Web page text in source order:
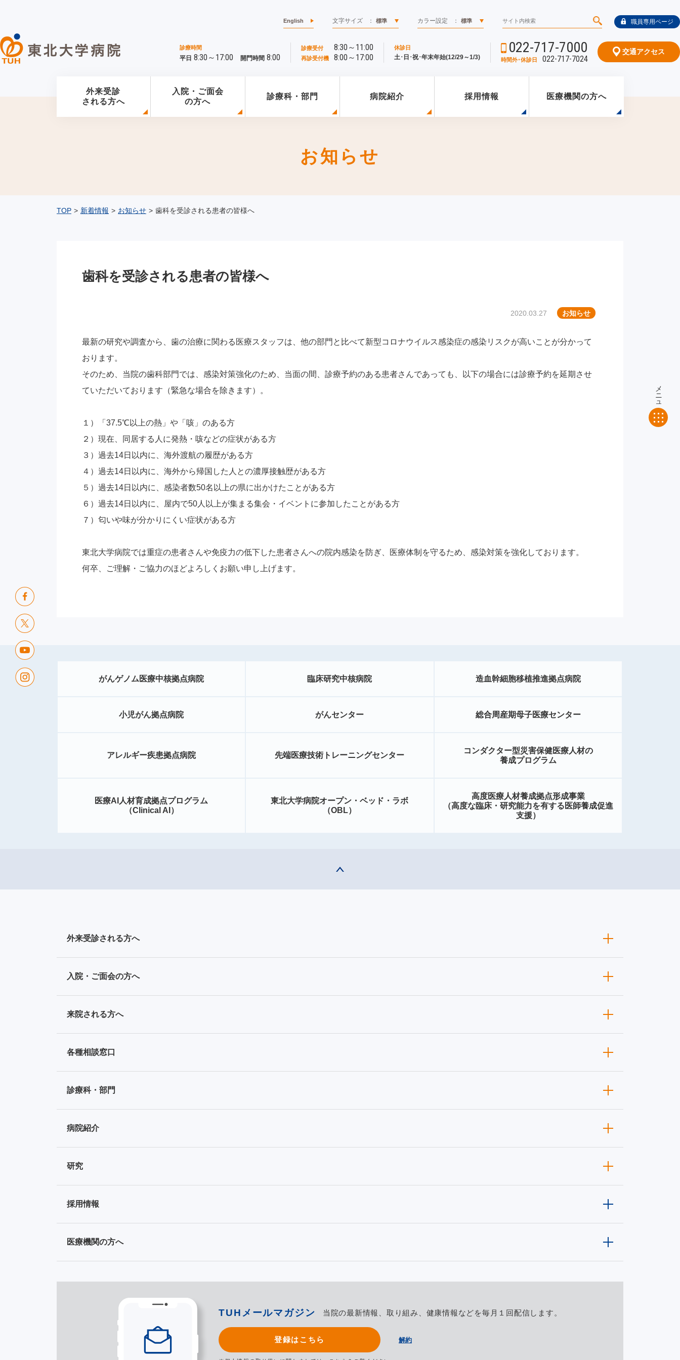
English 文字サイズ ： 標準 カラー設定 ： 標準 職員専用ページ
診療時間
平日 8:30～17:00 開門時間 8:00
診療受付 8:30～11:00
再診受付機 8:00～17:00
休診日
土･日･祝･年末年始(12/29～1/3)
022-717-7000
時間外･休診日 022-717-7024
交通アクセス
メニュー
外来受診
される方へ
入院・ご面会
の方へ
診療科・部門 病院紹介 採用情報 医療機関の方へ
お知らせ
TOP > 新着情報 > お知らせ > 歯科を受診される患者の皆様へ
歯科を受診される患者の皆様へ
2020.03.27 お知らせ
最新の研究や調査から、歯の治療に関わる医療スタッフは、他の部門と比べて新型コロナウイルス感染症の感染リスクが高いことが分かって
おります。
そのため、当院の歯科部門では、感染対策強化のため、当面の間、診療予約のある患者さんであっても、以下の場合には診療予約を延期させ
ていただいております（緊急な場合を除きます）。
１）「37.5℃以上の熱」や「咳」のある方
２）現在、同居する人に発熱・咳などの症状がある方
３）過去14日以内に、海外渡航の履歴がある方
４）過去14日以内に、海外から帰国した人との濃厚接触歴がある方
５）過去14日以内に、感染者数50名以上の県に出かけたことがある方
６）過去14日以内に、屋内で50人以上が集まる集会・イベントに参加したことがある方
７）匂いや味が分かりにくい症状がある方
東北大学病院では重症の患者さんや免疫力の低下した患者さんへの院内感染を防ぎ、医療体制を守るため、感染対策を強化しております。
何卒、ご理解・ご協力のほどよろしくお願い申し上げます。
がんゲノム医療中核拠点病院 臨床研究中核病院 造血幹細胞移植推進拠点病院
小児がん拠点病院 がんセンター 総合周産期母子医療センター
アレルギー疾患拠点病院 先端医療技術トレーニングセンター
コンダクター型災害保健医療人材の
養成プログラム
医療AI人材育成拠点プログラム
（Clinical AI）
東北大学病院オープン・ベッド・ラボ
（OBL）
高度医療人材養成拠点形成事業
（高度な臨床・研究能力を有する医師養成促進
支援）
外来受診される方へ
入院・ご面会の方へ
来院される方へ
各種相談窓口
診療科・部門
病院紹介
研究
採用情報
医療機関の方へ
TUHメールマガジン 当院の最新情報、取り組み、健康情報などを毎月１回配信します。
登録はこちら 解約